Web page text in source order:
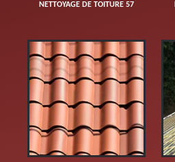
NETTOYAGE DE TOITURE 57